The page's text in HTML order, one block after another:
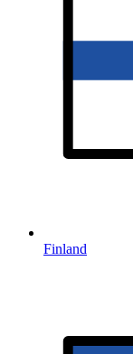
Finland